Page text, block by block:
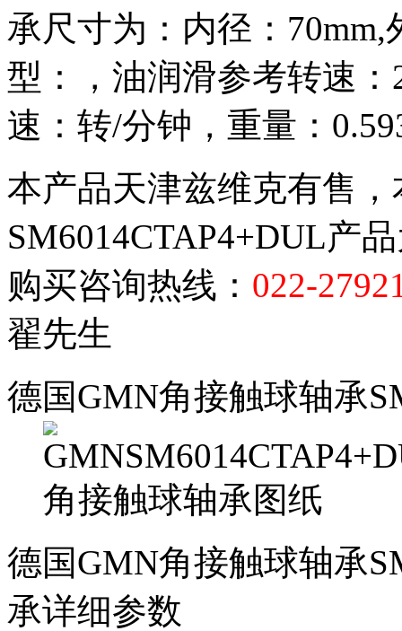
承尺寸为：内径：70mm,
型：，油润滑参考转速
速：转/分钟，重量：
本产品天津兹维克有售
SM6014CTAP4+DUL产
购买咨询热线： 022-
翟先生
德国GMN角接触球轴承
德国GMN角接触球轴承
承详细参数